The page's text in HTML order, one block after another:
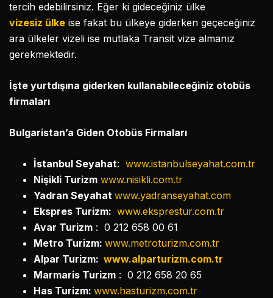
tercih edebilirsiniz. Eğer ki gideceğiniz ülke
vizesiz ülke ise fakat bu ülkeye giderken geçeceğiniz
ara ülkeler vizeli ise mutlaka Transit vize almanız
gerekmektedir.
İşte yurtdışına giderken kullanabileceğiniz otobüs
firmaları
Bulgaristan’a Giden Otobüs Firmaları
İstanbul Seyahat: www.istanbulseyahat.com.tr
Nişikli Turizm www.nisikli.com.tr
Yadran Seyahat www.yadranseyahat.com
Ekspres Turizm: www.eksprestur.com.tr
Avar Turizm : 0 212 658 00 61
Metro Turizm: www.metroturizm.com.tr
Alpar Turizm: www.alparturizm.com.tr
Marmaris Turizm : 0 212 658 20 65
Has Turizm: www.hasturizm.com.tr